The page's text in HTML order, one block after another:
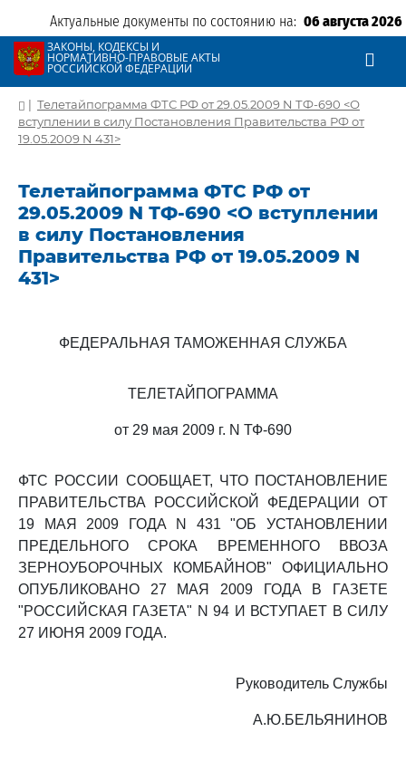
Актуальные документы по состоянию на: 06 августа 2026
ЗАКОНЫ, КОДЕКСЫ И
НОРМАТИВНО-ПРАВОВЫЕ АКТЫ
РОССИЙСКОЙ ФЕДЕРАЦИИ
| Телетайпограмма ФТС РФ от 29.05.2009 N ТФ-690 <О
вступлении в силу Постановления Правительства РФ от
19.05.2009 N 431>
Телетайпограмма ФТС РФ от
29.05.2009 N ТФ-690 <О вступлении
в силу Постановления
Правительства РФ от 19.05.2009 N
431>
ФЕДЕРАЛЬНАЯ ТАМОЖЕННАЯ СЛУЖБА
ТЕЛЕТАЙПОГРАММА
от 29 мая 2009 г. N ТФ-690
ФТС РОССИИ СООБЩАЕТ, ЧТО ПОСТАНОВЛЕНИЕ
ПРАВИТЕЛЬСТВА РОССИЙСКОЙ ФЕДЕРАЦИИ ОТ
19 МАЯ 2009 ГОДА N 431 "ОБ УСТАНОВЛЕНИИ
ПРЕДЕЛЬНОГО СРОКА ВРЕМЕННОГО ВВОЗА
ЗЕРНОУБОРОЧНЫХ КОМБАЙНОВ" ОФИЦИАЛЬНО
ОПУБЛИКОВАНО 27 МАЯ 2009 ГОДА В ГАЗЕТЕ
"РОССИЙСКАЯ ГАЗЕТА" N 94 И ВСТУПАЕТ В СИЛУ
27 ИЮНЯ 2009 ГОДА.
Руководитель Службы
А.Ю.БЕЛЬЯНИНОВ